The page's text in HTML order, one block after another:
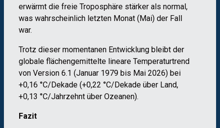
erwärmt die freie Troposphäre stärker als normal,
was wahrscheinlich letzten Monat (Mai) der Fall
war.
Trotz dieser momentanen Entwicklung bleibt der
globale flächengemittelte lineare Temperaturtrend
von Version 6.1 (Januar 1979 bis Mai 2026) bei
+0,16 °C/Dekade (+0,22 °C/Dekade über Land,
+0,13 °C/Jahrzehnt über Ozeanen).
Fazit